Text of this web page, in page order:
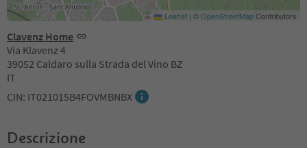
Clavenz Home
Via Klavenz 4
39052 Caldaro sulla Strada del Vino BZ
IT
CIN: IT021015B4FOVMBNBX
Leaflet | ©OpenStreetMapContributors
Descrizione